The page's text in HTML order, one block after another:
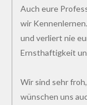
e e e
Auch eure
wir
und verliert nie
Ernsthaftigkeit
Wir sind sehr
wünschen uns